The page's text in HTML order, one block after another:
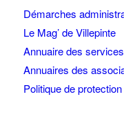
Démarches
Le Mag’ de Villepinte
Annuaire des services
Annuaires des
Politique de